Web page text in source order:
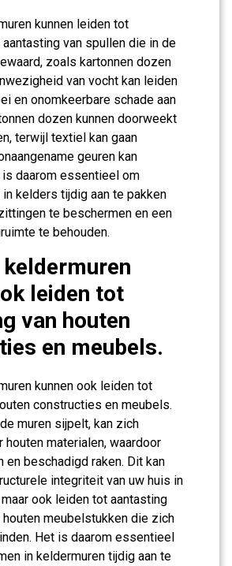
kunnen leiden tot
van spullen die in de
zoals kartonnen dozen
van vocht kan leiden
en onomkeerbare schade aan
dozen kunnen doorweekt
terwijl textiel kan gaan
geuren kan
daarom essentieel om
kelders tijdig aan te pakken
te beschermen en een
te behouden.
leiden tot
van houten
en meubels.
kunnen ook leiden tot
constructies en meubels.
muren sijpelt, kan zich
houten materialen, waardoor
en beschadigd raken. Dit kan
integriteit van uw huis in
ook leiden tot aantasting
meubelstukken die zich
Het is daarom essentieel
in keldermuren tijdig aan te